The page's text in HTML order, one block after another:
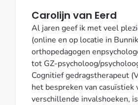
gedragstherapeut VGCt
Supervisie voor de route tot
gedragstherapeutisch werker
Begeleide intervisie voor de
Mailadres:
Carolijn van Eerd
Al jaren geef ik met veel
(online en op locatie in
orthopedagogen
tot GZ-psycholoog/
Cognitief gedragstherapeut
het bespreken van casuïstiek
verschillende invalshoeken,